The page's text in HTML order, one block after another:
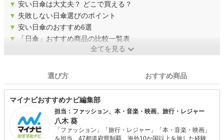
▼ 安い日傘は大丈夫？ どこで買える？
▼ 失敗しない日傘選びのポイント
▼ 安い日傘のおすすめ6選
▼
「日傘」おすすめ商品の比較一覧表
全てを見る
選び方 おすすめ商品
マイナビおすすめナビ編集部
担当：ファッション、本・音楽・映画、旅行・レジャー
八木 葵
「ファッション」「旅行・レジャー」「本・音楽・映画」
を担当。47都道府県制覇、海外10か国以上を旅した経験を